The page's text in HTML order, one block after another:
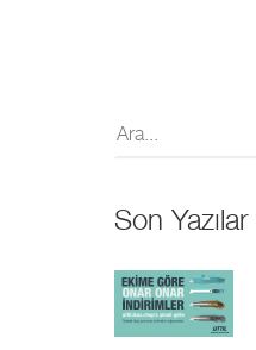
Son Yazılar